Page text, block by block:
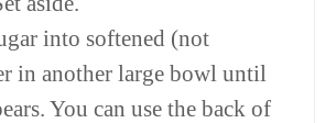
into softened (not
in another large bowl until
You can use the back of